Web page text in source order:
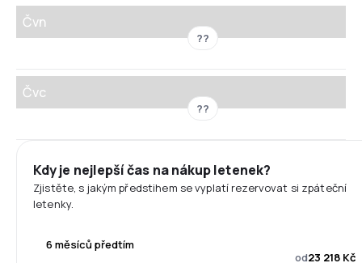
Čvn
??
Čvc
??
Kdy je nejlepší čas na nákup letenek?
Zjistěte, s jakým předstihem se vyplatí rezervovat si zpáteční
letenky.
6 měsíců předtím
od23 218 Kč